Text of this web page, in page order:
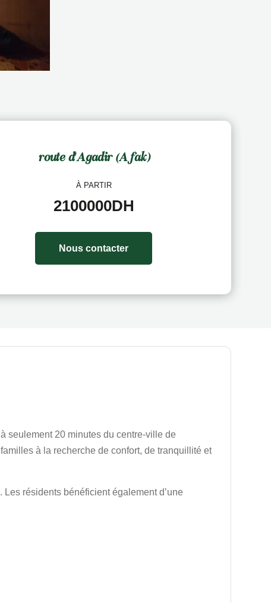
route d'Agadir (Afak)
À PARTIR
2100000DH
Nous contacter
seulement 20 minutes du centre-ville de
à la recherche de confort, de tranquillité et
résidents bénéficient également d’une